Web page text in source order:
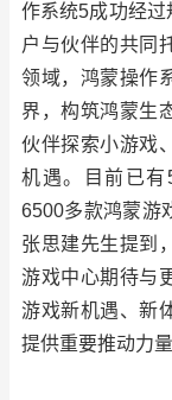
作系统5成功经过
户与伙伴的共同
领域，鸿蒙操作
界，构筑鸿蒙生
伙伴探索小游戏
机遇。目前已有
6500多款鸿蒙游
张思建先生提到
游戏中心期待与
游戏新机遇、新
提供重要推动力量